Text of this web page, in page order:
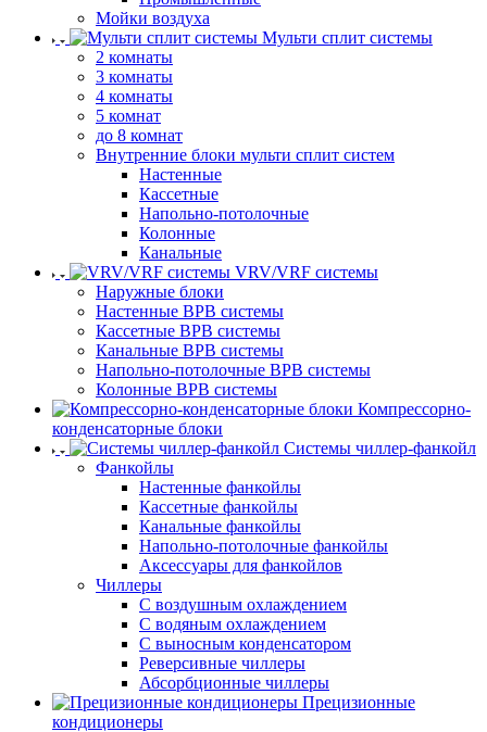
Мойки воздуха
Мульти сплит системы
2 комнаты
3 комнаты
4 комнаты
5 комнат
до 8 комнат
Внутренние блоки мульти сплит систем
Настенные
Кассетные
Напольно-потолочные
Колонные
Канальные
VRV/VRF системы
Наружные блоки
Настенные ВРВ системы
Кассетные ВРВ системы
Канальные ВРВ системы
Напольно-потолочные ВРВ системы
Колонные ВРВ системы
Компрессорно-
конденсаторные блоки
Системы чиллер-фанкойл
Фанкойлы
Настенные фанкойлы
Кассетные фанкойлы
Канальные фанкойлы
Напольно-потолочные фанкойлы
Аксессуары для фанкойлов
Чиллеры
С воздушным охлаждением
С водяным охлаждением
С выносным конденсатором
Реверсивные чиллеры
Абсорбционные чиллеры
Прецизионные
кондиционеры